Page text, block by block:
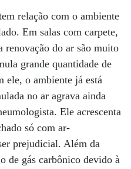
relação com o ambiente
Em salas com carpete,
renovação do ar são muito
grande quantidade de
ele, o ambiente já está
no ar agrava ainda
Ele acrescenta
só com ar-
prejudicial. Além da
de gás carbônico devido à